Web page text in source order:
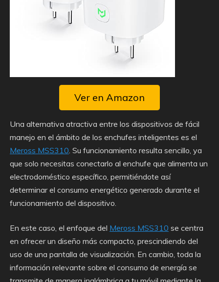
Ver en Amazon
Una alternativa atractiva entre los dispositivos de fácil
manejo en el ámbito de los enchufes inteligentes es el
Meross MSS310 . Su funcionamiento resulta sencillo, ya
que solo necesitas conectarlo al enchufe que alimenta un
electrodoméstico específico, permitiéndote así
determinar el consumo energético generado durante el
funcionamiento del dispositivo.
En este caso, el enfoque del Meross MSS310 se centra
en ofrecer un diseño más compacto, prescindiendo del
uso de una pantalla de visualización. En cambio, toda la
información relevante sobre el consumo de energía se